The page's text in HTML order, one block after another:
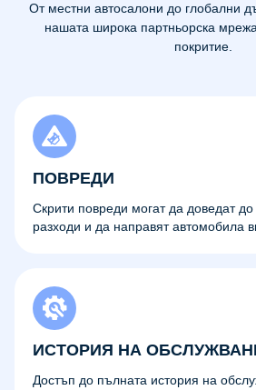
От местни автосалони до глобални
нашата широка партньорска
покритие.
ПОВРЕДИ
Скрити повреди могат да доведат
разходи и да направят автомобила
ИСТОРИЯ НА
Достъп до пълната история на